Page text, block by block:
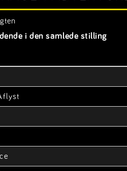
i den samlede stilling